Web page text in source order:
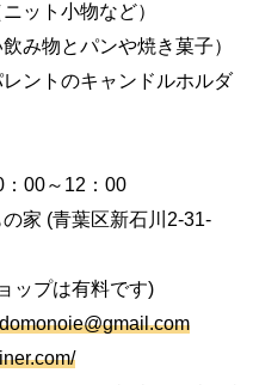
ット小物など）
み物とパンや焼き菓子）
ントのキャンドルホルダ
：00～12：00
家 (青葉区新石川2-31-
ップは有料です)